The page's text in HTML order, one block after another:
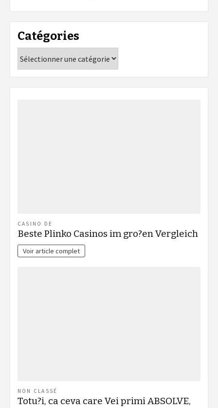
Catégories
CASINO DE
Beste Plinko Casinos im gro?en Vergleich
Voir article complet
NON CLASSÉ
Totu?i, ca ceva care Vei primi ABSOLVE,